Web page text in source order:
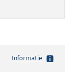
Informatie